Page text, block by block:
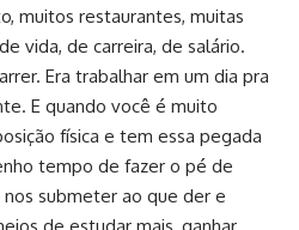
muitos restaurantes, muitas
vida, de carreira, de salário.
Era trabalhar em um dia pra
E quando você é muito
física e tem essa pegada
tempo de fazer o pé de
submeter ao que der e